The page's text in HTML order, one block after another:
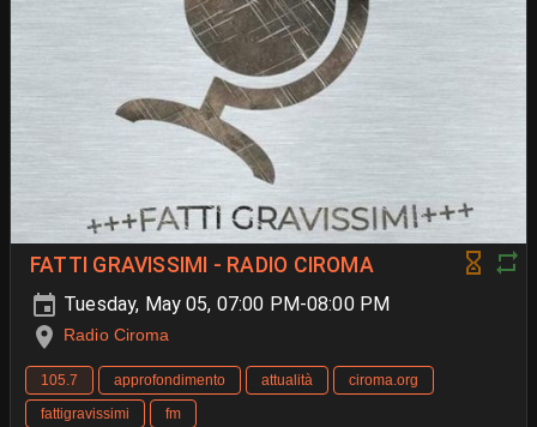
FATTI GRAVISSIMI - RADIO CIROMA
Tuesday, May 05, 07:00 PM-08:00 PM
Radio Ciroma
105.7 approfondimento attualità
ciroma.org
fattigravissimi
fm